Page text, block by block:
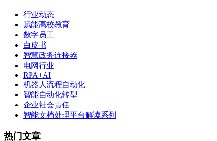
行业动态
赋能高校教育
数字员工
白皮书
智慧政务连接器
电网行业
RPA+AI
机器人流程自动化
智能自动化转型
企业社会责任
智能文档处理平台解读系列
热门文章